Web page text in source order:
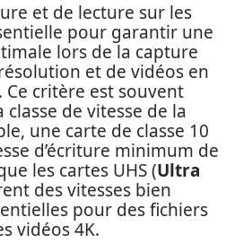
et de lecture sur les
pour garantir une
lors de la capture
et de vidéos en
critère est souvent
de vitesse de la
une carte de classe 10
d’écriture minimum de
les cartes UHS (Ultra
des vitesses bien
pour des fichiers
vidéos 4K.